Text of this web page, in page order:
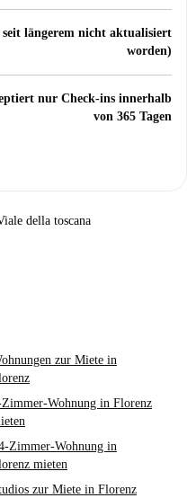
längerem nicht aktualisiert
worden)
nur Check-ins innerhalb
von 365 Tagen
della toscana
zur Miete in
Wohnung in Florenz
Zimmer-Wohnung in
mieten
zur Miete in Florenz